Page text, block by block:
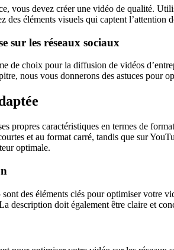
vous devez créer une vidéo de qualité.
des éléments visuels qui captent
sur les réseaux sociaux
de choix pour la diffusion de vidéos
nous vous donnerons des astuces pour
propres caractéristiques en termes de
et au format carré, tandis que sur
optimale.
des éléments clés pour optimiser votre
description doit également être claire et